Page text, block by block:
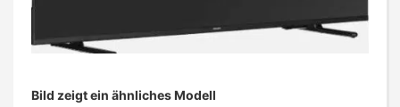
Bild zeigt ein ähnliches Modell